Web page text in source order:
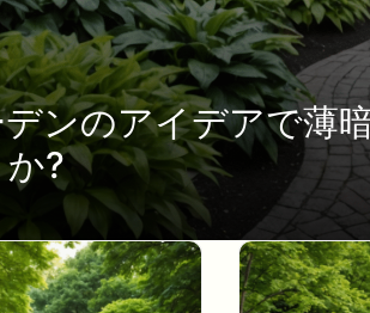
ンのアイデアで薄
?